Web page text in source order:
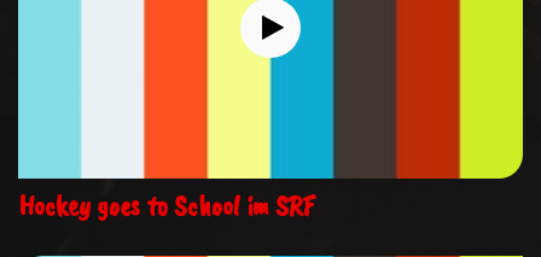
Hockey goes to School im SRF